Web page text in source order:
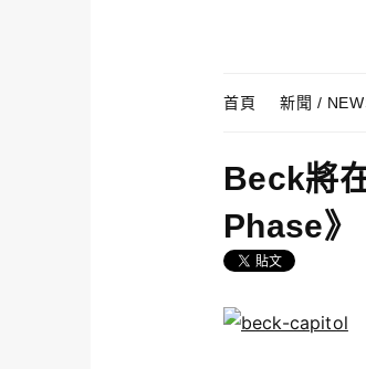
Menu
首頁
新聞 /
Beck將
Phase》